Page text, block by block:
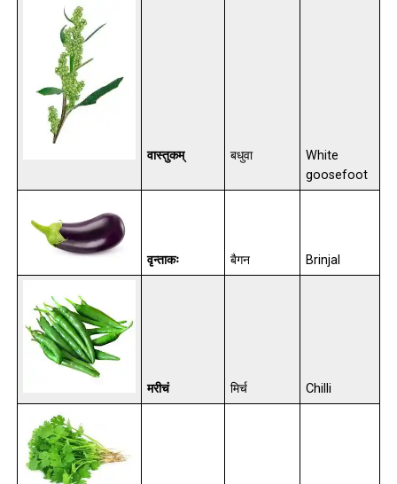
वास्तुकम् बधुवा
White
goosefoot
वृन्ताकः बैगन Brinjal
मरीचं मिर्च Chilli